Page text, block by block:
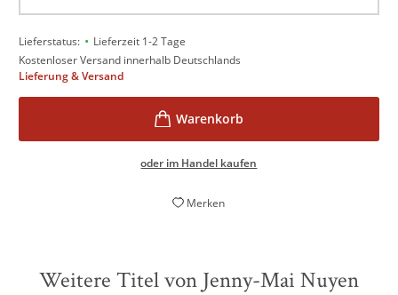
Lieferstatus: • Lieferzeit 1-2 Tage
Kostenloser Versand innerhalb Deutschlands
Lieferung & Versand
oder im Handel kaufen
Merken
Weitere Titel von Jenny-Mai Nuyen